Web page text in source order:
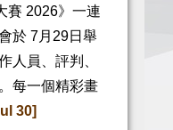
賽 2026》一連
於 7月29日舉
人員、評判、
每一個精彩畫
30]